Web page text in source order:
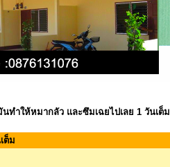
ทำให้หมากลัว และซึมเฉยไปเลย 1 วันเต็ม
ต็ม